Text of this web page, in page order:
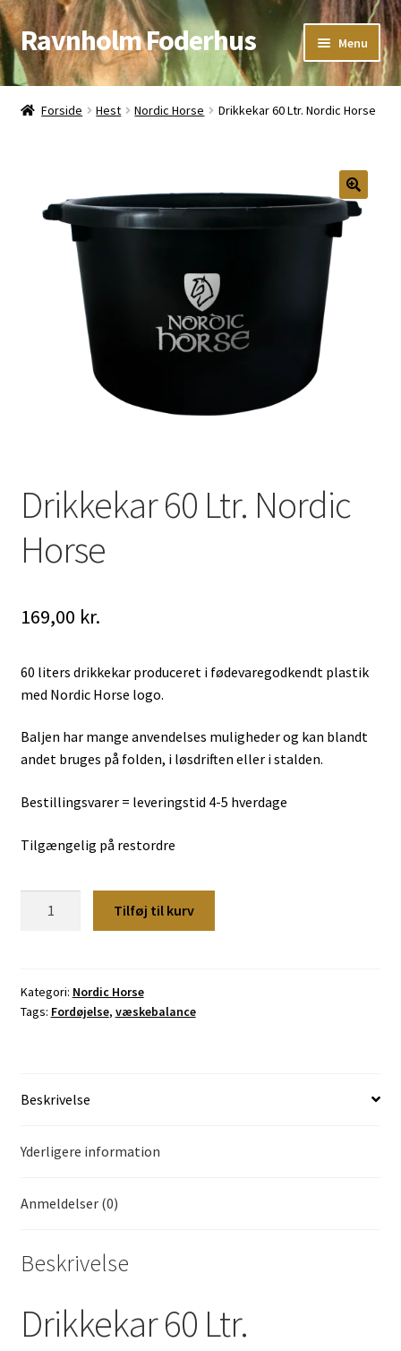
Spring
til
navigation
Spring
til
indhold
Ravnholm Foderhus Menu
Åbningstider
Forside Hest Nordic Horse Drikkekar 60 Ltr. Nordic Horse
Drikkekar 60 Ltr. Nordic
Horse
169,00 kr.
60 liters drikkekar produceret i fødevaregodkendt plastik
med Nordic Horse logo.
Baljen har mange anvendelses muligheder og kan blandt
andet bruges på folden, i løsdriften eller i stalden.
Bestillingsvarer = leveringstid 4-5 hverdage
Tilgængelig på restordre
Horse
antal
Tilføj til kurv
Kategori: Nordic Horse
Tags: Fordøjelse, væskebalance
Beskrivelse
Yderligere information
Anmeldelser (0)
Beskrivelse
Drikkekar 60 Ltr.